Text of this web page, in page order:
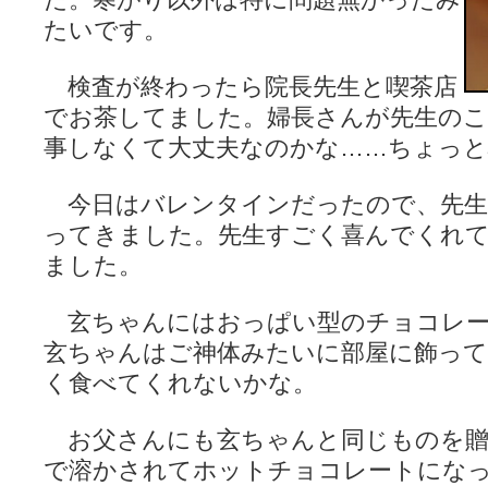
たいです。
検査が終わったら院長先生と喫茶店
でお茶してました。婦長さんが先生の
事しなくて大丈夫なのかな……ちょっ
今日はバレンタインだったので、先
ってきました。先生すごく喜んでくれ
ました。
玄ちゃんにはおっぱい型のチョコレ
玄ちゃんはご神体みたいに部屋に飾っ
く食べてくれないかな。
お父さんにも玄ちゃんと同じものを
で溶かされてホットチョコレートにな